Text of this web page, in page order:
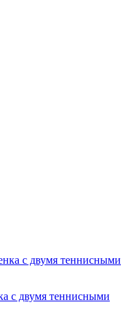
с двумя теннисными